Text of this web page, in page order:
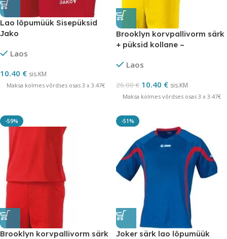
Lao lõpumüük Sisepüksid
Jako
Laos
10.40 € sis.KM
Maksa kolmes võrdses osas 3 x 3.47€
Brooklyn korvpallivorm särk
+ püksid kollane –
Laos
26.00€ 10.40 € sis.KM
Maksa kolmes võrdses osas 3 x 3.47€
-59%
Brooklyn korvpallivorm särk
-51%
Joker särk lao lõpumüük